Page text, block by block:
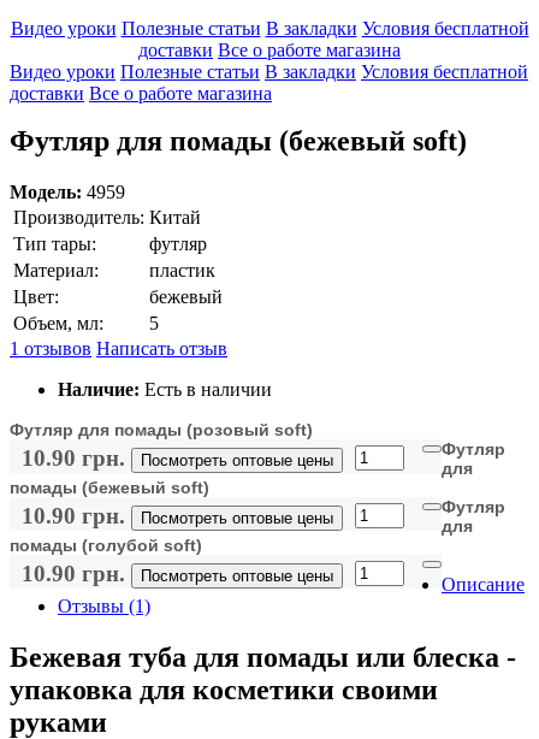
Видео уроки Полезные статьи В закладки Условия бесплатной
доставки Все о работе магазина
Видео уроки Полезные статьи В закладки Условия бесплатной
доставки Все о работе магазина
Футляр для помады (бежевый soft)
Модель: 4959
Производитель: Китай
Тип тары:
футляр
Материал:
пластик
Цвет:
бежевый
Объем, мл:
5
1 отзывов Написать отзыв
Наличие: Есть в наличии
Футляр для помады (розовый soft)
10.90 грн. Посмотреть оптовые цены
Футляр
для
помады (бежевый soft)
10.90 грн. Посмотреть оптовые цены
Футляр
для
помады (голубой soft)
10.90 грн. Посмотреть оптовые цены
Описание
Отзывы (1)
Бежевая туба для помады или блеска -
упаковка для косметики своими
руками